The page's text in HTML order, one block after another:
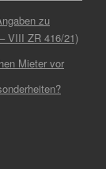
zu
VIII ZR 416/21)
Mieter vor